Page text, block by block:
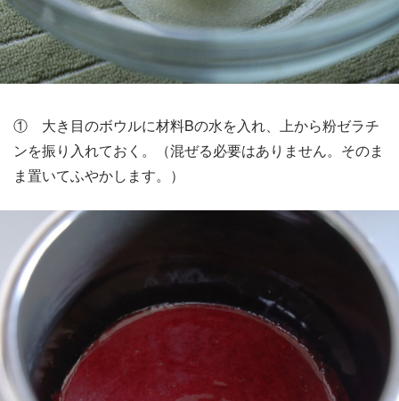
① 大き目のボウルに材料Bの水を入れ、上から粉ゼラチ
ンを振り入れておく。（混ぜる必要はありません。そのま
ま置いてふやかします。）